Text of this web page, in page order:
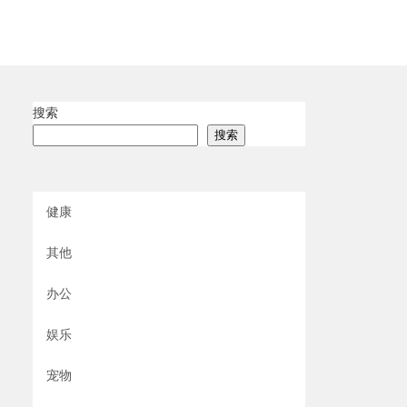
搜索
搜索
健康
其他
办公
娱乐
宠物